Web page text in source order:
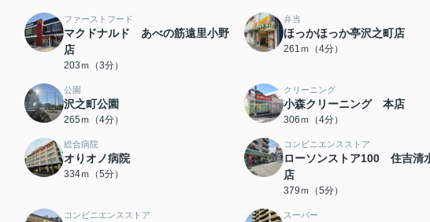
ファーストフード
マクドナルド あべの筋遠里小野
店
203ｍ（3分）
弁当
ほっかほっか亭沢之町店
261ｍ（4分）
公園
沢之町公園
265ｍ（4分）
クリーニング
小森クリーニング 本店
306ｍ（4分）
総合病院
オりオノ病院
334ｍ（5分）
コンビニエンスストア
ローソンストア100 住吉清
店
379ｍ（5分）
コンビニエンスストア スーパー